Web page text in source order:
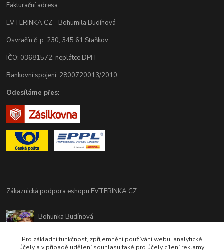
Fakturační adresa:
EVTERINKA.CZ - Bohumila Budínová
Osvračín č. p. 230, 345 61 Staňkov
IČO: 03681572, neplátce DPH
Bankovní spojení: 2800720013/2010
Odesíláme přes:
Zákaznická podpora eshopu EVTERINKA.CZ
Bohunka Budínová
(Po-Pá - 9:00-17:00hod, So 8:00-12:00hod)
Pro základní funkčnost, zpříjemnění používání webu, analytické
účely a v případě udělení souhlasu také pro účely cílení reklamy